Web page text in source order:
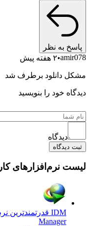
به نظر
۲ هفته پیش
دانلود برطرف شد
خود را بنویسید
دیدگاه
نرم‌افزارهای کاربردی
Manager